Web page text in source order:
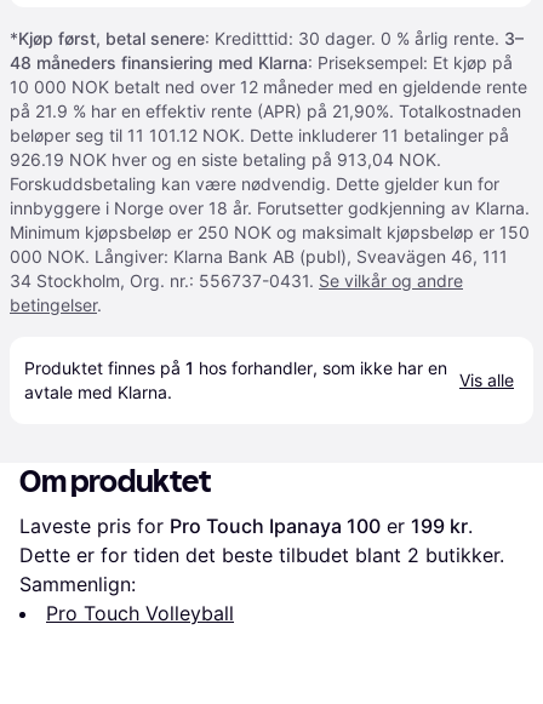
*Kjøp først, betal senere: Kreditttid: 30 dager. 0 % årlig rente. 3–
48 måneders finansiering med Klarna: Priseksempel: Et kjøp på
10 000 NOK betalt ned over 12 måneder med en gjeldende rente
på 21.9 % har en effektiv rente (APR) på 21,90%. Totalkostnaden
beløper seg til 11 101.12 NOK. Dette inkluderer 11 betalinger på
926.19 NOK hver og en siste betaling på 913,04 NOK.
Forskuddsbetaling kan være nødvendig. Dette gjelder kun for
innbyggere i Norge over 18 år. Forutsetter godkjenning av Klarna.
Minimum kjøpsbeløp er 250 NOK og maksimalt kjøpsbeløp er 150
000 NOK. Långiver: Klarna Bank AB (publ), Sveavägen 46, 111
34 Stockholm, Org. nr.: 556737-0431. Se vilkår og andre
betingelser.
Produktet finnes på 1 hos forhandler, som ikke har en
avtale med Klarna.
Vis alle
Om produktet
Laveste pris for Pro Touch Ipanaya 100 er 199 kr.
Dette er for tiden det beste tilbudet blant 2 butikker.
Sammenlign:
Pro Touch Volleyball